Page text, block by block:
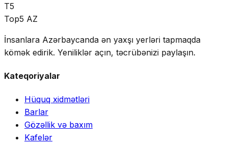
T5
Top5 AZ
İnsanlara Azərbaycanda ən yaxşı yerləri tapmaqda
kömək edirik. Yeniliklər açın, təcrübənizi paylaşın.
Kateqoriyalar
Hüquq xidmətləri
Barlar
Gözəllik və baxım
Kafelər